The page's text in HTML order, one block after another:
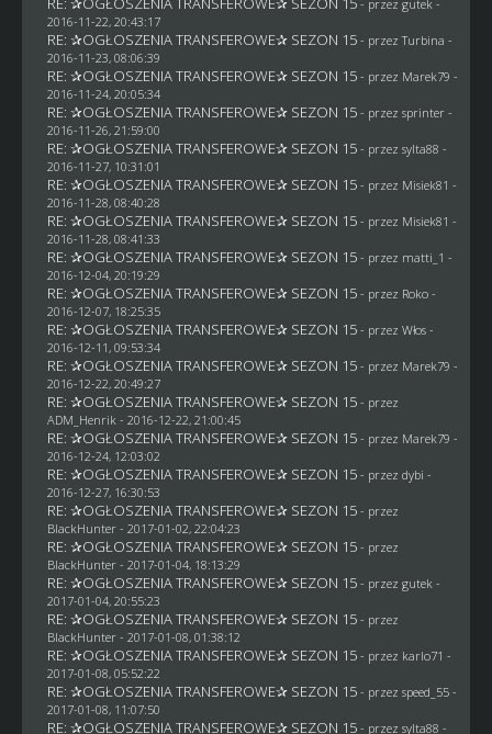
- przez gutek -
2016-11-22, 20:43:17
RE: ✰OGŁOSZENIA TRANSFEROWE✰ SEZON 15 - przez Turbina -
2016-11-23, 08:06:39
RE: ✰OGŁOSZENIA TRANSFEROWE✰ SEZON 15 - przez Marek79 -
2016-11-24, 20:05:34
RE: ✰OGŁOSZENIA TRANSFEROWE✰ SEZON 15 - przez sprinter -
2016-11-26, 21:59:00
RE: ✰OGŁOSZENIA TRANSFEROWE✰ SEZON 15 - przez sylta88 -
2016-11-27, 10:31:01
RE: ✰OGŁOSZENIA TRANSFEROWE✰ SEZON 15 - przez Misiek81 -
2016-11-28, 08:40:28
RE: ✰OGŁOSZENIA TRANSFEROWE✰ SEZON 15 - przez Misiek81 -
2016-11-28, 08:41:33
RE: ✰OGŁOSZENIA TRANSFEROWE✰ SEZON 15 - przez matti_1 -
2016-12-04, 20:19:29
RE: ✰OGŁOSZENIA TRANSFEROWE✰ SEZON 15 - przez Roko-
2016-12-07, 18:25:35
RE: ✰OGŁOSZENIA TRANSFEROWE✰ SEZON 15 - przez Włos-
2016-12-11, 09:53:34
RE: ✰OGŁOSZENIA TRANSFEROWE✰ SEZON 15 - przez Marek79 -
2016-12-22, 20:49:27
RE: ✰OGŁOSZENIA TRANSFEROWE✰ SEZON 15 - przez
ADM_Henrik - 2016-12-22, 21:00:45
RE: ✰OGŁOSZENIA TRANSFEROWE✰ SEZON 15 - przez Marek79 -
2016-12-24, 12:03:02
RE: ✰OGŁOSZENIA TRANSFEROWE✰ SEZON 15 - przez dybi -
2016-12-27, 16:30:53
RE: ✰OGŁOSZENIA TRANSFEROWE✰ SEZON 15 - przez
BlackHunter- 2017-01-02, 22:04:23
RE: ✰OGŁOSZENIA TRANSFEROWE✰ SEZON 15 - przez
BlackHunter- 2017-01-04, 18:13:29
RE: ✰OGŁOSZENIA TRANSFEROWE✰ SEZON 15 - przez gutek -
2017-01-04, 20:55:23
RE: ✰OGŁOSZENIA TRANSFEROWE✰ SEZON 15 - przez
BlackHunter- 2017-01-08, 01:38:12
RE: ✰OGŁOSZENIA TRANSFEROWE✰ SEZON 15 - przez karlo71 -
2017-01-08, 05:52:22
RE: ✰OGŁOSZENIA TRANSFEROWE✰ SEZON 15 - przez speed_55 -
2017-01-08, 11:07:50
RE: ✰OGŁOSZENIA TRANSFEROWE✰ SEZON 15 - przez sylta88 -